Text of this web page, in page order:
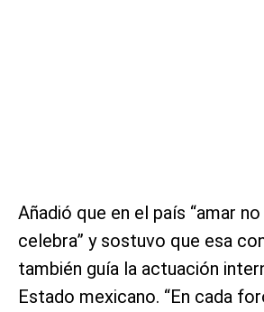
Añadió que en el país “amar
celebra” y sostuvo que esa
también guía la actuación
Estado mexicano. “En cada